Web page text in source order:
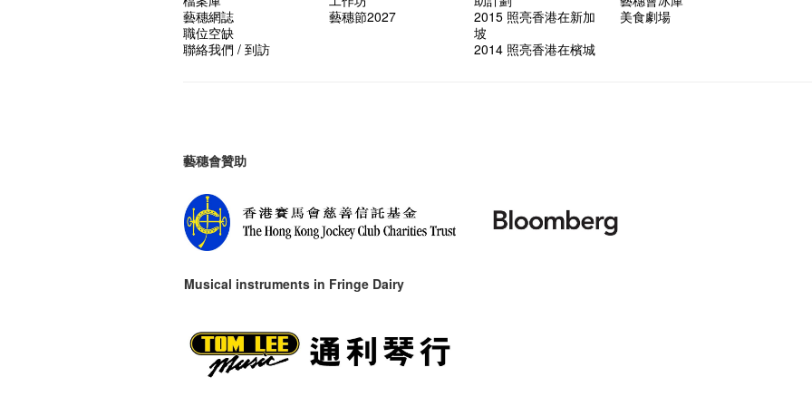
藝穗網誌
職位空缺
聯絡我們 / 到訪
藝穗節2027
2015 照亮香港在新加
坡
2014 照亮香港在檳城
美食劇場
藝穗會贊助
Musical instruments in Fringe Dairy